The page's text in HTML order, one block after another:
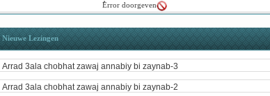
ُError doorgeven
Nieuwe Lezingen
Arrad 3ala chobhat zawaj annabiy bi zaynab-3
Arrad 3ala chobhat zawaj annabiy bi zaynab-2